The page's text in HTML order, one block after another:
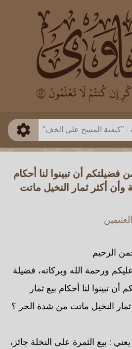
طريقة البحث
ذكي
أن تبينوا لنا أحكام
وأن أكثر ثمار النخيل ماتت
الرحيم
ورحمة الله وبركاته، فضيلة
تبينوا لنا أحكام بيع ثمار
النخيل ماتت من شدة الحر ؟
يعني : بيع الثمرة على النخلة جائز،